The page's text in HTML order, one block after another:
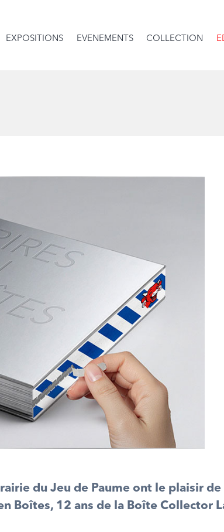
EXPOSITIONS EVENEMENTS COLLECTION
du Jeu de Paume ont le plaisir de
Boîtes, 12 ans de la Boîte Collector